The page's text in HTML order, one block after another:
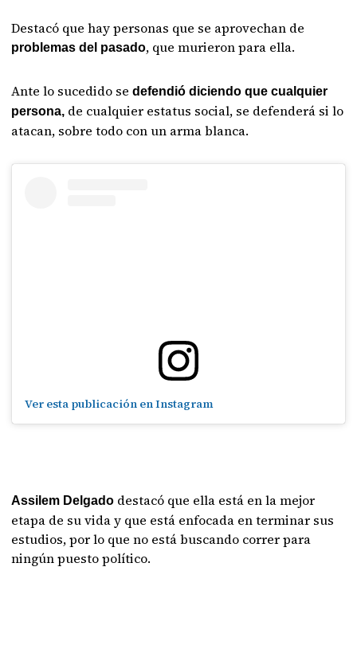
Destacó que hay personas que se aprovechan de
problemas del pasado, que murieron para ella.
Ante lo sucedido sedefendió diciendo que cualquier
persona, de cualquier estatus social, se defenderá si lo
atacan, sobre todo con un arma blanca.
Ver esta publicación en Instagram
Assilem Delgado destacó que ella está en la mejor
etapa de su vida y que está enfocada en terminar sus
estudios, por lo que no está buscando correr para
ningún puesto político.